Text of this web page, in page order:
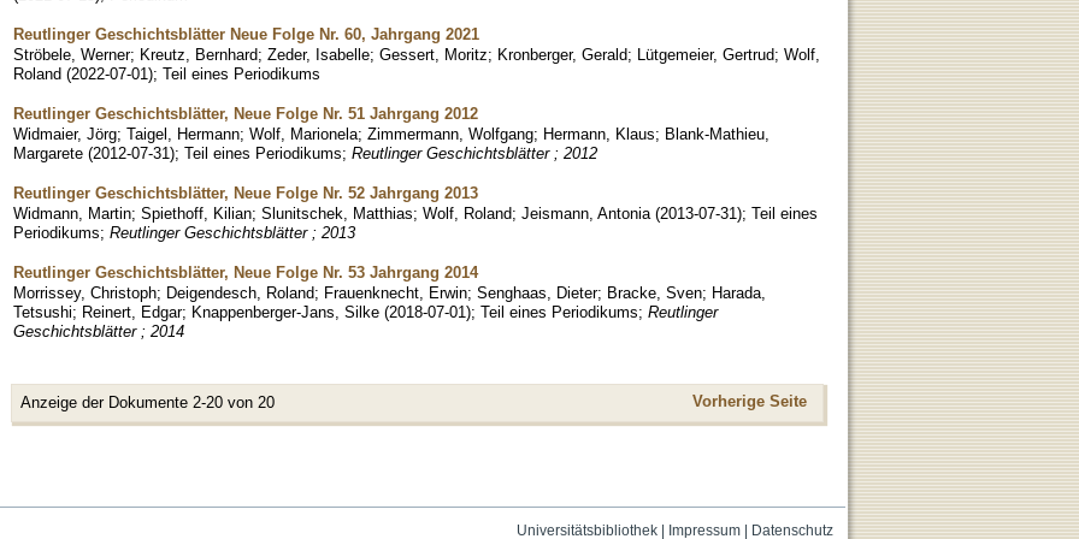
Reutlinger Geschichtsblätter Neue Folge Nr. 60, Jahrgang 2021
Ströbele, Werner; Kreutz, Bernhard; Zeder, Isabelle; Gessert, Moritz; Kronberger, Gerald; Lütgemeier, Gertrud; Wolf,
Roland (2022-07-01); Teil eines Periodikums
Reutlinger Geschichtsblätter, Neue Folge Nr. 51 Jahrgang 2012
Widmaier, Jörg; Taigel, Hermann; Wolf, Marionela; Zimmermann, Wolfgang; Hermann, Klaus; Blank-Mathieu,
Margarete (2012-07-31); Teil eines Periodikums; Reutlinger Geschichtsblätter ; 2012
Reutlinger Geschichtsblätter, Neue Folge Nr. 52 Jahrgang 2013
Widmann, Martin; Spiethoff, Kilian; Slunitschek, Matthias; Wolf, Roland; Jeismann, Antonia (2013-07-31); Teil eines
Periodikums; Reutlinger Geschichtsblätter ; 2013
Reutlinger Geschichtsblätter, Neue Folge Nr. 53 Jahrgang 2014
Morrissey, Christoph; Deigendesch, Roland; Frauenknecht, Erwin; Senghaas, Dieter; Bracke, Sven; Harada,
Tetsushi; Reinert, Edgar; Knappenberger-Jans, Silke (2018-07-01); Teil eines Periodikums; Reutlinger
Geschichtsblätter ; 2014
Anzeige der Dokumente 2-20 von 20 Vorherige Seite
Universitätsbibliothek| Impressum| Datenschutz